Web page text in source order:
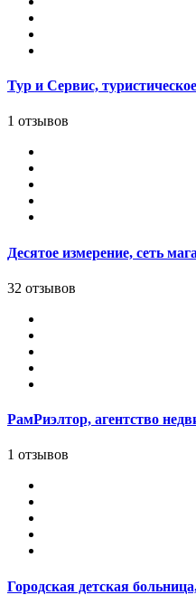
Тур и Сервис,
1 отзывов
Десятое измерение, сеть
32 отзывов
РамРиэлтор, агентство
1 отзывов
Городская детская